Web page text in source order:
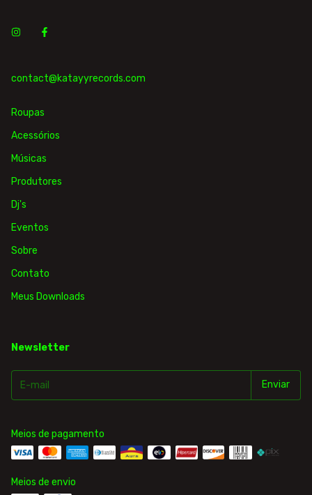
contact@katayyrecords.com
Roupas
Acessórios
Músicas
Produtores
Dj's
Eventos
Sobre
Contato
Meus Downloads
Newsletter
Meios de pagamento
Meios de envio